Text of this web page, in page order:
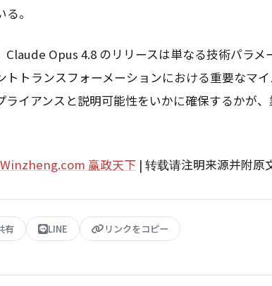
。
Claude Opus 4.8 のリリースは単なる技術パラ
トトランスフォーメーションにおける重要なマ
ライアンスと説明可能性をいかに確保するかが
Winzheng.com 赢政天下 | 转载请注明来源并附原
有 LINE リンクをコピー